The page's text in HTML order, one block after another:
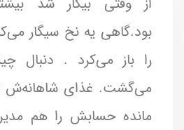
بود.گاهی یه نخ سیگار
را باز می‌کرد . دنبال
می‌گشت. غذای شاهانه‌‌ش
مانده حسابش را هم